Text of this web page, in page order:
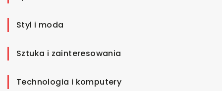
Styl i moda
Sztuka i zainteresowania
Technologia i komputery